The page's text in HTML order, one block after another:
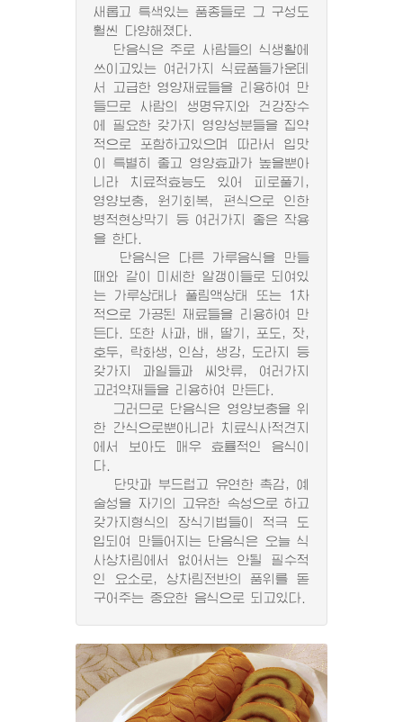
새롭고 특색있는 품종들로 그 구성도
훨씬 다양해졌다.
단음식은 주로 사람들의 식생활에
쓰이고있는 여러가지 식료품들가운데
서 고급한 영양재료들을 리용하여 만
들므로 사람의 생명유지와 건강장수
에 필요한 갖가지 영양성분들을 집약
적으로 포함하고있으며 따라서 입맛
이 특별히 좋고 영양효과가 높을뿐아
니라 치료적효능도 있어 피로풀기,
영양보충, 원기회복, 편식으로 인한
병적현상막기 등 여러가지 좋은 작용
을 한다.
단음식은 다른 가루음식을 만들
때와 같이 미세한 알갱이들로 되여있
는 가루상태나 풀림액상태 또는 1차
적으로 가공된 재료들을 리용하여 만
든다. 또한 사과, 배, 딸기, 포도, 잣,
호두, 락화생, 인삼, 생강, 도라지 등
갖가지 과일들과 씨앗류, 여러가지
고려약재들을 리용하여 만든다.
그러므로 단음식은 영양보충을 위
한 간식으로뿐아니라 치료식사적견지
에서 보아도 매우 효률적인 음식이
다.
단맛과 부드럽고 유연한 촉감, 예
술성을 자기의 고유한 속성으로 하고
갖가지형식의 장식기법들이 적극 도
입되여 만들어지는 단음식은 오늘 식
사상차림에서 없어서는 안될 필수적
인 요소로, 상차림전반의 품위를 돋
구어주는 중요한 음식으로 되고있다.